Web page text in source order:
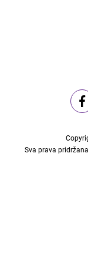
Sva prava